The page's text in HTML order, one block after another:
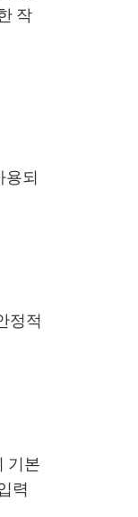
작
용되
정적
기본
력